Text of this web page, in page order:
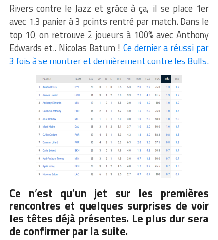
Rivers contre le Jazz et grâce à ça, il se place 1er
avec 1.3 panier à 3 points rentré par match. Dans le
top 10, on retrouve 2 joueurs à 100% avec Anthony
Edwards et.. Nicolas Batum ! Ce dernier a réussi par
3 fois à se montrer et dernièrement contre les Bulls.
Ce n’est qu’un jet sur les premières
rencontres et quelques surprises de voir
les têtes déjà présentes. Le plus dur sera
de confirmer par la suite.